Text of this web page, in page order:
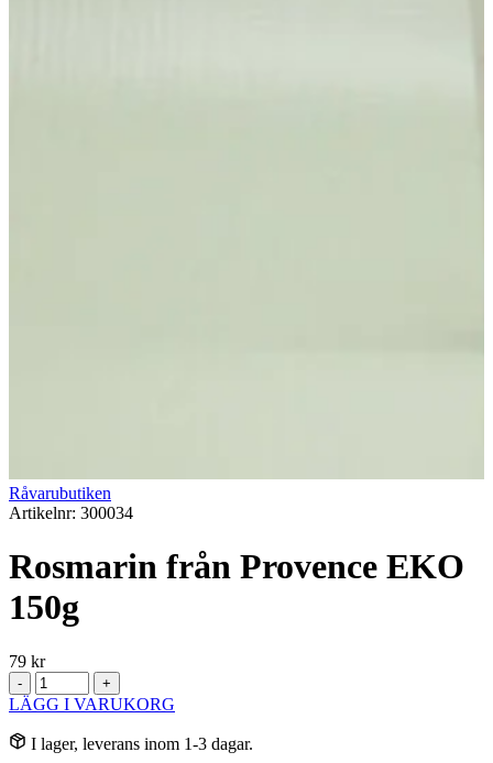
Råvarubutiken
Artikelnr: 300034
Rosmarin från Provence EKO
150g
79 kr
-
Rosmarin
från
EKO
150g
+
LÄGG I VARUKORG
I lager, leverans inom 1-3 dagar.